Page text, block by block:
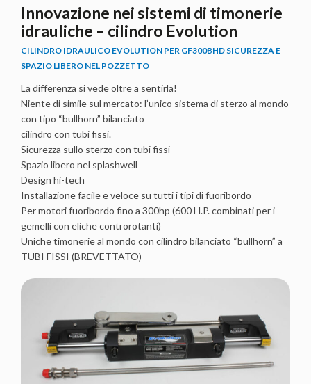
Innovazione nei sistemi di timonerie
idrauliche – cilindro Evolution
CILINDRO IDRAULICO EVOLUTION PER GF300BHD SICUREZZA E
SPAZIO LIBERO NEL POZZETTO
La differenza si vede oltre a sentirla!
Niente di simile sul mercato: l’unico sistema di sterzo al mondo
con tipo “bullhorn” bilanciato
cilindro con tubi fissi.
Sicurezza sullo sterzo con tubi fissi
Spazio libero nel splashwell
Design hi-tech
Installazione facile e veloce su tutti i tipi di fuoribordo
Per motori fuoribordo fino a 300hp (600 H.P. combinati per i
gemelli con eliche controrotanti)
Uniche timonerie al mondo con cilindro bilanciato “bullhorn” a
TUBI FISSI (BREVETTATO)